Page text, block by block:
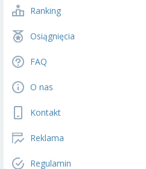
Ranking
Osiągnięcia
FAQ
O nas
Kontakt
Reklama
Regulamin